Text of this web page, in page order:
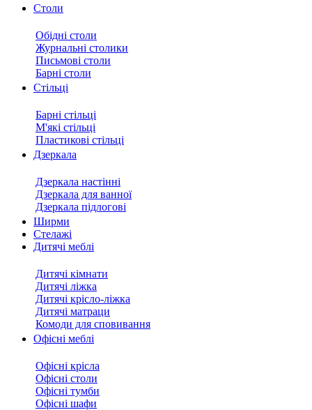
Столи
Обідні столи
Журнальні столики
Письмові столи
Барні столи
Стільці
Барні стільці
М'які стільці
Пластикові стільці
Дзеркала
Дзеркала настінні
Дзеркала для ванної
Дзеркала підлогові
Ширми
Стелажі
Дитячі меблі
Дитячі кімнати
Дитячі ліжка
Дитячі крісло-ліжка
Дитячі матраци
Комоди для сповивання
Офісні меблі
Офісні крісла
Офісні столи
Офісні тумби
Офісні шафи